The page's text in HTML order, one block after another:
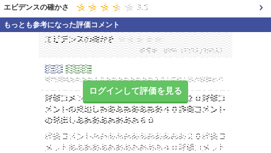
エビデンスの確かさ
もっとも参考になった評価コメント
ログインして評価を見る